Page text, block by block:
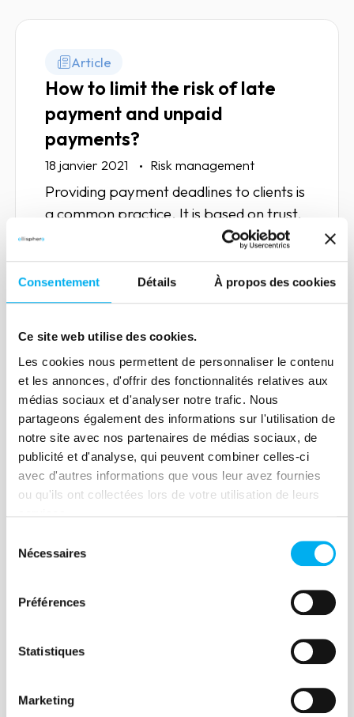
Consentement Détails À propos des cookies
Ce site web utilise des cookies.
Les cookies nous permettent de personnaliser le contenu
et les annonces, d'offrir des fonctionnalités relatives aux
médias sociaux et d'analyser notre trafic. Nous
partageons également des informations sur l'utilisation de
notre site avec nos partenaires de médias sociaux, de
publicité et d'analyse, qui peuvent combiner celles-ci
avec d'autres informations que vous leur avez fournies
ou qu'ils ont collectées lors de votre utilisation de leurs
Nécessaires
Préférences
Statistiques
Marketing
Article
How to limit the risk of late
payment and unpaid
payments?
18 janvier 2021 Risk management
Providing payment deadlines to clients is
a common practice. It is based on trust,
but always involves risks. Zoom in on
ways to limit the risk of late payment.
Lire la suite
Article
Managing your cash is good,
but be careful with the credit
supplier!
Banque de France, almost 35% of
companies experienced a late payment
between 2014-2017. If the risk of
place solutions to sustain their business
Lire la suite